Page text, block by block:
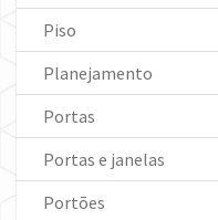
Piso
Planejamento
Portas
Portas e janelas
Portões